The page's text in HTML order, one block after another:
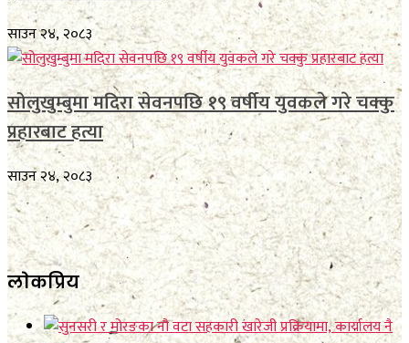
साउन २४, २०८३
सोलुखुम्बुमा मदिरा सेवनपछि १९ वर्षीय युवकले गरे चक्कु
प्रहारबाट हत्या
साउन २४, २०८३
लाेकप्रिय